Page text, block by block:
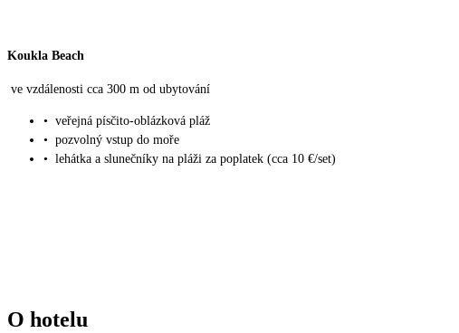
Koukla Beach
ve vzdálenosti cca 300 m od ubytování
• veřejná písčito-oblázková pláž
• pozvolný vstup do moře
• lehátka a slunečníky na pláži za poplatek (cca 10 €/set)
O hotelu